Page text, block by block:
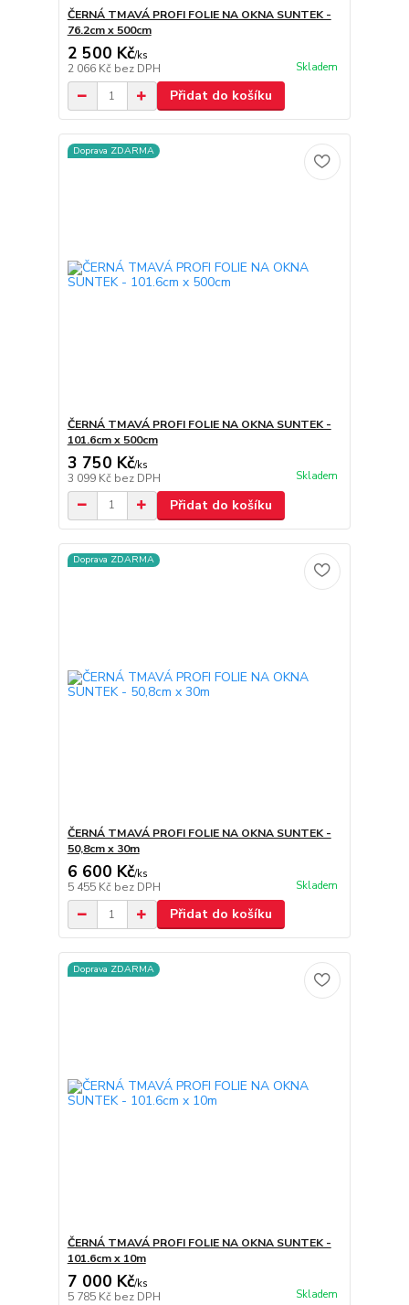
ČERNÁ TMAVÁ PROFI FOLIE NA OKNA SUNTEK -
76.2cm x 500cm
2 500 Kč/ks
2 066 Kč bez DPH Skladem
Přidat do košíku
Doprava ZDARMA
ČERNÁ TMAVÁ PROFI FOLIE NA OKNA SUNTEK -
101.6cm x 500cm
3 750 Kč/ks
3 099 Kč bez DPH Skladem
Přidat do košíku
Doprava ZDARMA
ČERNÁ TMAVÁ PROFI FOLIE NA OKNA SUNTEK -
50,8cm x 30m
6 600 Kč/ks
5 455 Kč bez DPH Skladem
Přidat do košíku
Doprava ZDARMA
ČERNÁ TMAVÁ PROFI FOLIE NA OKNA SUNTEK -
101.6cm x 10m
7 000 Kč/ks
5 785 Kč bez DPH Skladem